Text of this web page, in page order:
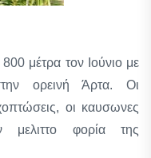
μέτρα τον Ιούνιο με
ορεινή Άρτα. Οι
οι καυσωνες
φορία της